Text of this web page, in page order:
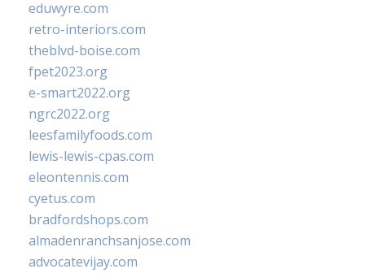
eduwyre.com
retro-interiors.com
theblvd-boise.com
fpet2023.org
e-smart2022.org
ngrc2022.org
leesfamilyfoods.com
lewis-lewis-cpas.com
eleontennis.com
cyetus.com
bradfordshops.com
almadenranchsanjose.com
advocatevijay.com